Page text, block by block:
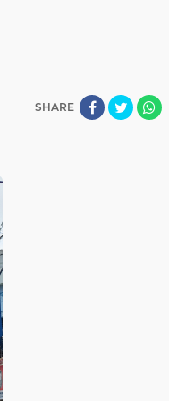
SHARE